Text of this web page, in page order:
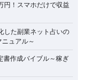
円！スマホだけで収益
した副業ネット占いの
ュアル～
書作成バイブル～稼ぎ